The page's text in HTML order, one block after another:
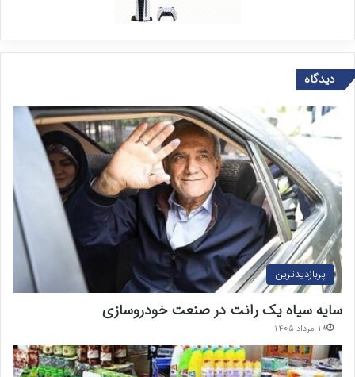
دیدگاه
پربازدیدترین
سایه سیاه یک رانت در صنعت خودروسازی
۱۸ مرداد ۱۴۰۵